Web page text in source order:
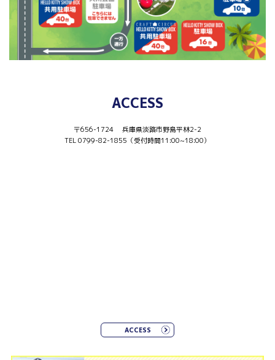
ACCESS
〒656-1724 兵庫県淡路市野島平林2-2
TEL 0799-82-1855（受付時間11:00~18:00）
ACCESS